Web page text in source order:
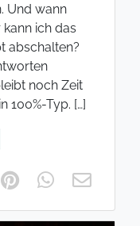
Und wann
ich das
abschalten?
noch Zeit
100%-Typ. […]